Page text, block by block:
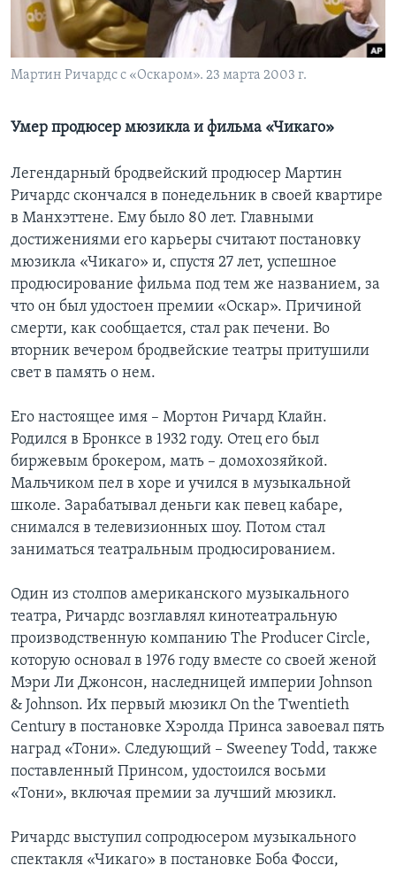
Learning English
СОЦИАЛЬНЫЕ СЕТИ
Мартин Ричардс с «Оскаром». 23 марта 2003 г.
Умер продюсер мюзикла и фильма «Чикаго»
Легендарный бродвейский продюсер Мартин
Ричардс скончался в понедельник в своей квартире
в Манхэттене. Ему было 80 лет. Главными
достижениями его карьеры считают постановку
мюзикла «Чикаго» и, спустя 27 лет, успешное
продюсирование фильма под тем же названием, за
что он был удостоен премии «Оскар». Причиной
смерти, как сообщается, стал рак печени. Во
вторник вечером бродвейские театры притушили
свет в память о нем.
Его настоящее имя – Мортон Ричард Клайн.
Родился в Бронксе в 1932 году. Отец его был
биржевым брокером, мать – домохозяйкой.
Мальчиком пел в хоре и учился в музыкальной
школе. Зарабатывал деньги как певец кабаре,
снимался в телевизионных шоу. Потом стал
заниматься театральным продюсированием.
Один из столпов американского музыкального
театра, Ричардс возглавлял кинотеатральную
производственную компанию The Producer Circle,
которую основал в 1976 году вместе со своей женой
Мэри Ли Джонсон, наследницей империи Johnson
& Johnson. Их первый мюзикл On the Twentieth
Century в постановке Хэролда Принса завоевал пять
наград «Тони». Следующий – Sweeney Todd, также
поставленный Принсом, удостоился восьми
«Тони», включая премии за лучший мюзикл.
Ричардс выступил сопродюсером музыкального
спектакля «Чикаго» в постановке Боба Фосси,